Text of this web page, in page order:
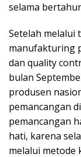
selama
Setelah melalui
manufakturing
dan quality
bulan
produsen
pemancangan
pemancangan
hati, karena
melalui metode